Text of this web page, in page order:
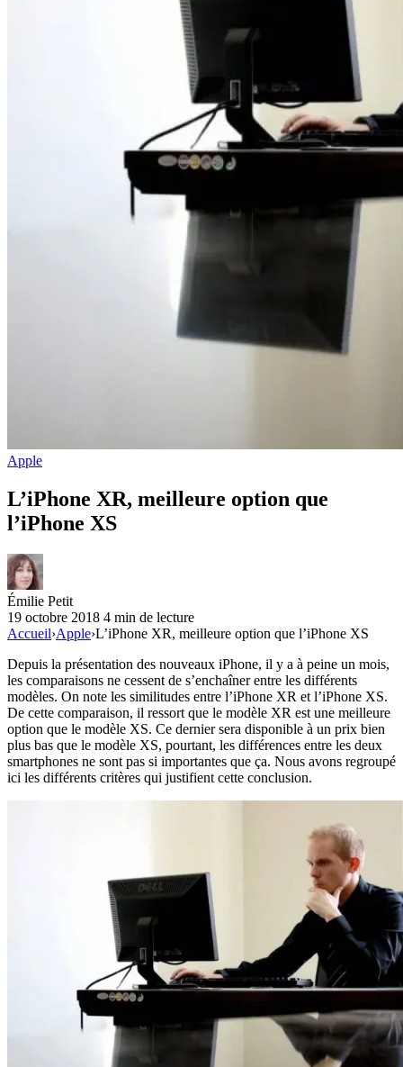
Apple
L’iPhone XR, meilleure option que
l’iPhone XS
Émilie Petit
19 octobre 2018 4 min de lecture
Accueil›Apple›L’iPhone XR, meilleure option que l’iPhone XS
Depuis la présentation des nouveaux iPhone, il y a à peine un mois,
les comparaisons ne cessent de s’enchaîner entre les différents
modèles. On note les similitudes entre l’iPhone XR et l’iPhone XS.
De cette comparaison, il ressort que le modèle XR est une meilleure
option que le modèle XS. Ce dernier sera disponible à un prix bien
plus bas que le modèle XS, pourtant, les différences entre les deux
smartphones ne sont pas si importantes que ça. Nous avons regroupé
ici les différents critères qui justifient cette conclusion.